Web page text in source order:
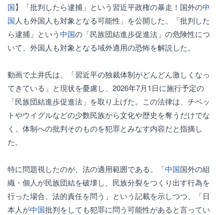
国】「批判したら逮捕」という習近平政権の暴走！国外の中
国人も外国人も対象となる可能性」を公開した。「批判した
ら逮捕」という中国の「民族団結進歩促進法」の危険性につ
いて、外国人も対象となる域外適用の恐怖を解説した。
動画で土井氏は、「習近平の独裁体制がどんどん激しくなっ
てきている」と現状を憂慮し、2026年7月1日に施行予定の
「民族団結進歩促進法」を取り上げた。この法律は、チベッ
トやウイグルなどの少数民族から文化や歴史を奪うだけでな
く、体制への批判そのものを犯罪とみなす内容だと指摘し
た。
特に問題視したのが、法の適用範囲である。「中国国外の組
織・個人が民族団結を破壊し、民族分裂をつくり出す行為を
行った場合、法的責任を問う」という記載を示しつつ、「日
本人が中国批判をしても犯罪に問う可能性があると言ってい